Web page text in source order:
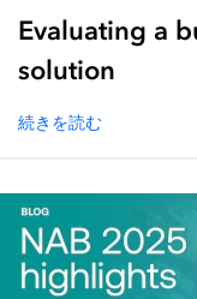
Evaluating a
solution
続きを読む